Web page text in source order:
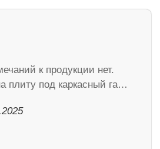
к продукции нет.
плиту под каркасный га…